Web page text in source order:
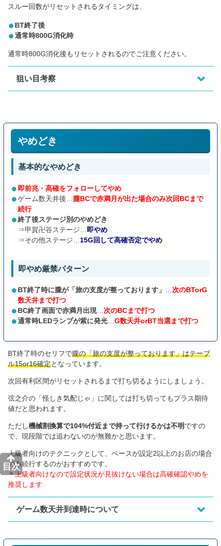
目次
スルー回数がリセットされるタイミングは、
BT終了後
通常時800G消化時
通常時800G消化後もリセットされるのでご注意ください。
狙い目考察
ハマり時に恩恵を受けられるため
4スルー以降に関してはゲーム数は関係なく打つことができます。
やめどき
基本的なやめどき
即前兆・高確をフォローしてやめ
ゲーム数天井後… 朧BCで赤満月が出た場合のみ次回BCまで
続行
終了後ステージ別のやめどき
⇒甲賀卍谷ステージ…即やめ
⇒その他ステージ… 15G回して高確否定でやめ
即やめ厳禁パターン
BT終了時に朧が「旅の支度が整っております」 …次のBTorG
数天井まで打つ
BC終了画面で赤満月出現…次のBCまで打つ
通常時LEDランプが紫に発光 …G数天井orBT当選まで打つ
BT終了時のセリフで朧の「旅の支度が整っております」はテーブ
ル15or16確定となっています。
次回有利区間がリセットされるまで打ち切るようにしましょう。
弦之介の「怪しき気配じゃ」に関しては打ち切ってもプラス期待
値だと思われます。
ただし機械割換算で104%付近まで持って行けるかは不明ですの
で、現段階では追わないのが無難かと思います。
上級者向けのテクニックとして、ベースが設定2以上のお店の場合
のみ続行するのがおすすめです。
＊上級者向けなので設定状況が見抜けない場合は高確確認やめを
推奨します
ゲーム数天井到達時について
ゲーム数天井到達時でも朧を選択すると次回のモードを確認する